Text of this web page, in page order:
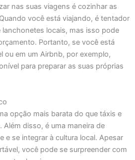
nas suas viagens é cozinhar as
você está viajando, é tentador
locais, mas isso pode
Portanto, se você está
ou em um Airbnb, por exemplo,
para preparar as suas próprias
opção mais barata do que táxis e
disso, é uma maneira de
e se integrar à cultura local. Apesar
você pode se surpreender com